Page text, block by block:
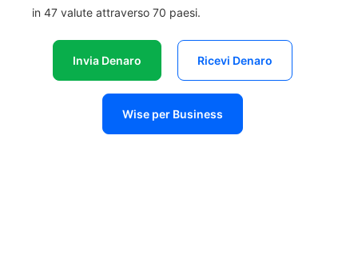
in 47 valute attraverso 70 paesi.
Invia Denaro Ricevi Denaro
Wise per Business